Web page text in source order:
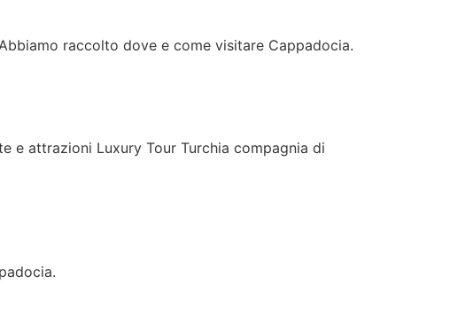
raccolto dove e come visitare Cappadocia.
e attrazioni Luxury Tour Turchia compagnia di